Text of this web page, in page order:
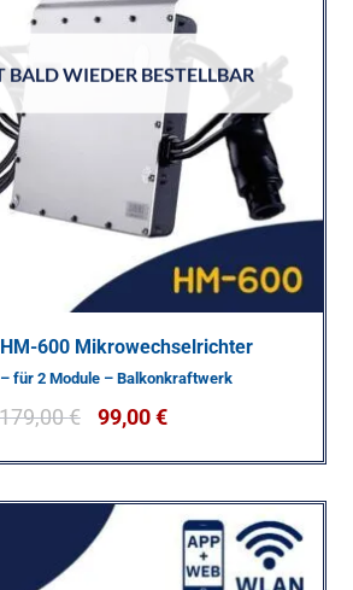
BALD WIEDER BESTELLBAR
600 Mikrowechselrichter
für 2 Module – Balkonkraftwerk
179,00€ 99,00€